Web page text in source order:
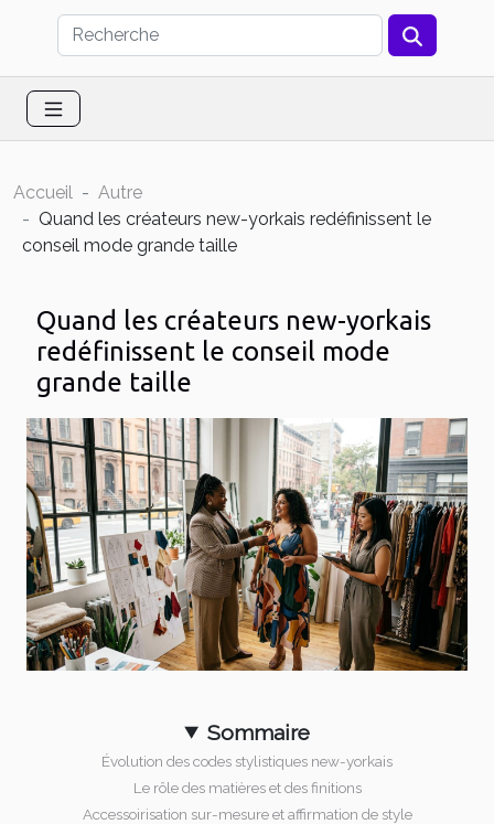
Accueil
Autre
Quand les créateurs new-yorkais redéfinissent le
conseil mode grande taille
Quand les créateurs new-yorkais
redéfinissent le conseil mode
grande taille
Sommaire
Évolution des codes stylistiques new-yorkais
Le rôle des matières et des finitions
Accessoirisation sur-mesure et affirmation de style